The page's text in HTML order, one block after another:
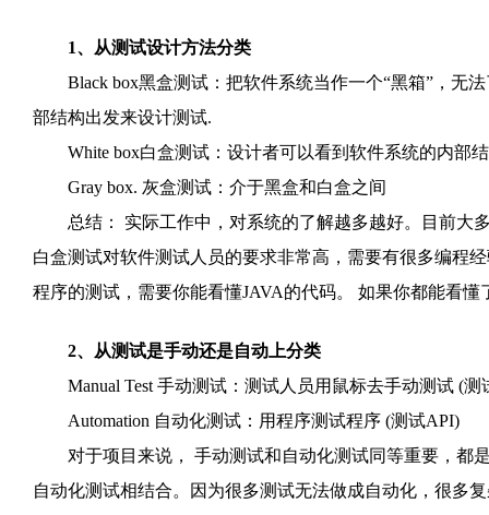
1、从测试设计方法分类
Black box黑盒测试：把软件系统当作一个“黑箱”，无
部结构出发来设计测试.
White box白盒测试：设计者可以看到软件系统的内部
Gray box. 灰盒测试：介于黑盒和白盒之间
总结： 实际工作中，对系统的了解越多越好。目前大
白盒测试对软件测试人员的要求非常高，需要有很多编程
程序的测试，需要你能看懂JAVA的代码。 如果你都能看懂
2、从测试是手动还是自动上分类
Manual Test 手动测试：测试人员用鼠标去手动测试 (测
Automation 自动化测试：用程序测试程序 (测试API)
对于项目来说， 手动测试和自动化测试同等重要，都
自动化测试相结合。因为很多测试无法做成自动化，很多